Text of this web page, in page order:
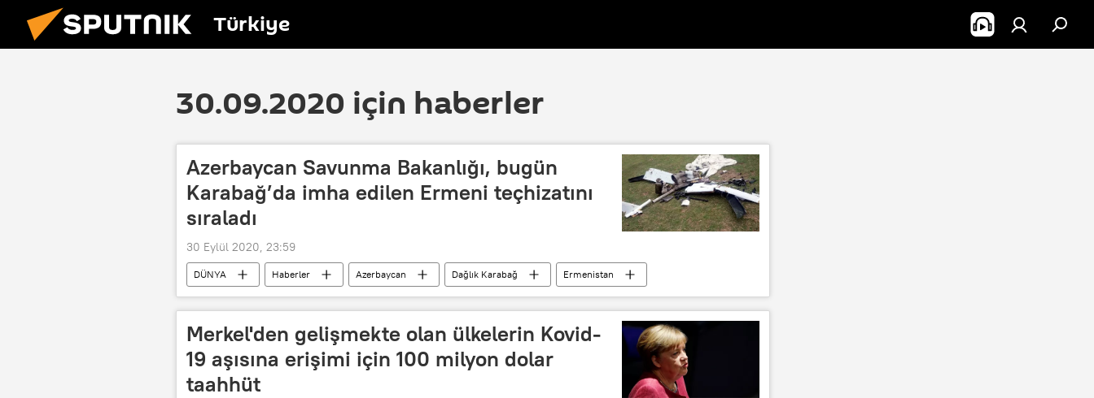
Türkiye
30.09.2020 için haberler
Azerbaycan Savunma Bakanlığı, bugün
Karabağ’da imha edilen Ermeni teçhizatını
sıraladı
30 Eylül 2020, 23:59
DÜNYA Haberler Azerbaycan Dağlık Karabağ
Ermenistan
Askeri operasyon
Merkel'den gelişmekte olan ülkelerin Kovid-
19 aşısına erişimi için 100 milyon dolar
taahhüt